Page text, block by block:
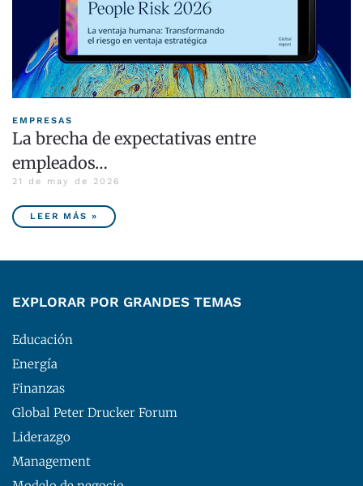
EMPRESAS
La brecha de expectativas entre
empleados…
21 de may de 2026
LEER MÁS »
EXPLORAR POR GRANDES TEMAS
Educación
Energía
Finanzas
Global Peter Drucker Forum
Liderazgo
Management